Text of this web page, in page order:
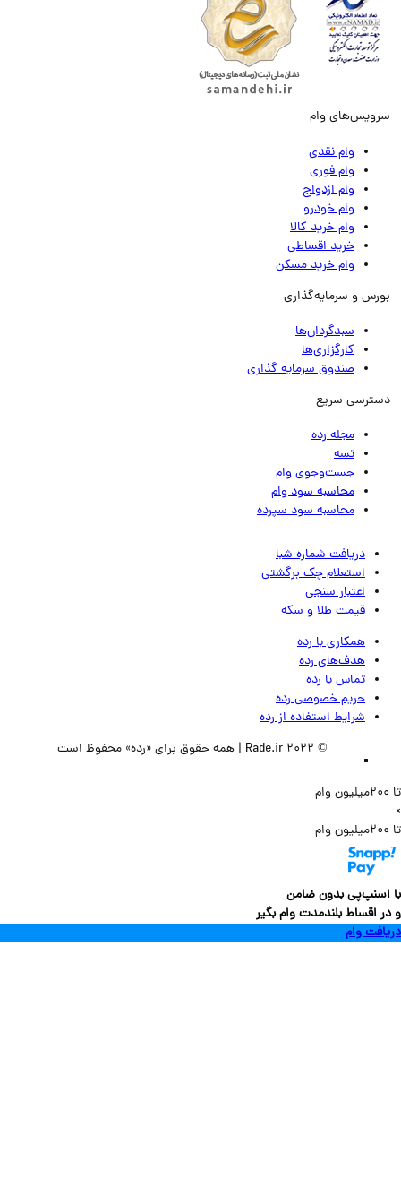
وام
وام نقدی
وام فوری
وام ازدواج
وام خودرو
وام خرید کالا
خرید اقساطی
وام خرید مسکن
و سرمایه‌گذاری
سبدگردان‌ها
کارگزاری‌ها
صندوق سرمایه گذاری
سریع
مجله رده
تسه
جست‌وجوی وام
محاسبه سود وام
محاسبه سود سپرده
دریافت شماره شبا
استعلام چک برگشتی
اعتبار سنجی
قیمت طلا و سکه
همکاری با رده
هدف‌های رده
تماس‌ با‌ رده
حریم خصوصی رده
شرایط استفاده از رده
بدون ضامن
بلندمدت وام بگیر
وام